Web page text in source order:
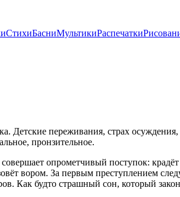
СтихиБасниМультикиРаспечатки
Детские переживания, страх
пронзительное.
опрометчивый поступок:
вором. За первым преступлением
Как будто страшный сон, который